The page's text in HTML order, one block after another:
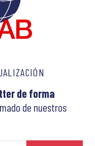
de forma
de nuestros